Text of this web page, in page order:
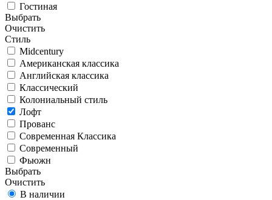
Гостиная
Выбрать
Очистить
Стиль
Midcentury
Американская классика
Английская классика
Классический
Колониальный стиль
Лофт
Прованс
Современная Классика
Современный
Фьюжн
Выбрать
Очистить
В наличии